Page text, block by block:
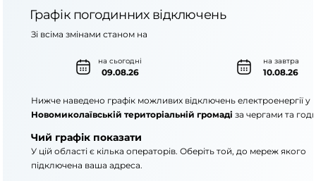
Графік погодинних відключень
на сьогодні
09.08.26
на завтра
10.08.26
Зі всіма змінами станом на
Нижче наведено графік можливих відключень електроенергії у
Новомиколаївській територіальній громаді за чергами та
Чий графік показати
У цій області є кілька операторів. Оберіть той, до мереж якого
підключена ваша адреса.